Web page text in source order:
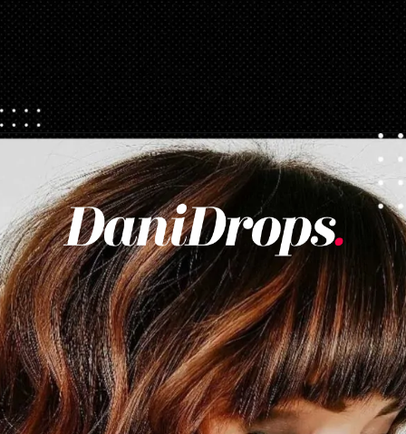
https://danidrops.com.br/tendencia-corte-de-cabelo-feminino-2025/